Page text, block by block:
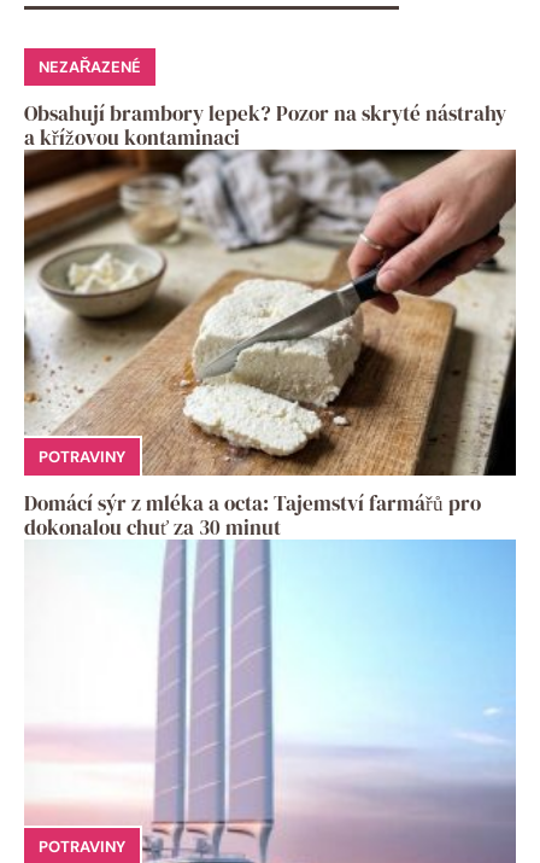
NEZAŘAZENÉ
Obsahují brambory lepek? Pozor na skryté nástrahy
a křížovou kontaminaci
POTRAVINY
Domácí sýr z mléka a octa: Tajemství farmářů pro
dokonalou chuť za 30 minut
POTRAVINY